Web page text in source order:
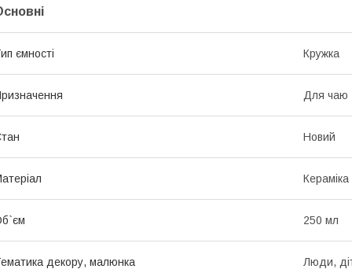
ємності Кружка
Для чаю
Новий
Кераміка
250 мл
декору, малюнка Люди,